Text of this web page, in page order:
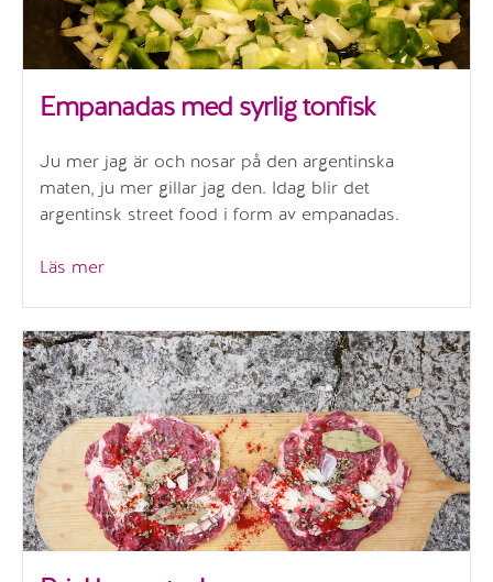
Empanadas med syrlig tonfisk
Ju mer jag är och nosar på den argentinska
maten, ju mer gillar jag den. Idag blir det
argentinsk street food i form av empanadas.
Läs mer”Empanadas
tonfisk”